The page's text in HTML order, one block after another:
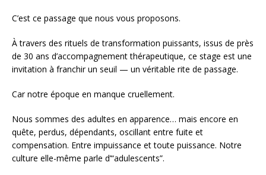
C’est ce passage que nous vous proposons.
À travers des rituels de transformation puissants, issus de près
de 30 ans d’accompagnement thérapeutique, ce stage est une
invitation à franchir un seuil — un véritable rite de passage.
Car notre époque en manque cruellement.
Nous sommes des adultes en apparence… mais encore en
quête, perdus, dépendants, oscillant entre fuite et
compensation. Entre impuissance et toute puissance. Notre
culture elle-même parle d’“adulescents”.